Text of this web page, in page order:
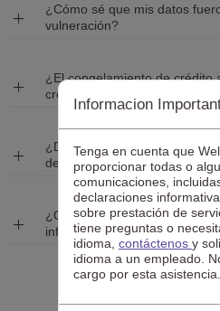
¿Cómo sé que mis datos
vulneración?
Expanda
¿El congelamiento de crédito
crédito?
¿Debería aplicar un
de fraude?
Expanda
¿Qué otras medidas puedo
información esté en riesgo
Informacion
Tenga en cuenta que
proporcionar todas o
comunicaciones,
declaraciones
sobre prestación de
tiene preguntas o
idioma, contáctenos y
idioma a un empleado.
cargo por esta asistencia.